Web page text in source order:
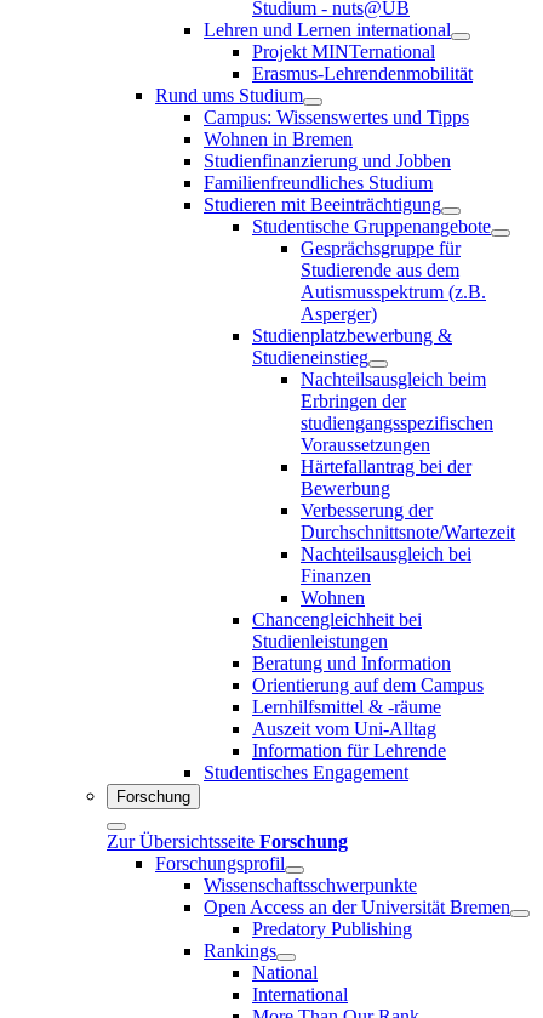
Studium - nuts@UB
Lehren und Lernen international
Projekt MINTernational
Erasmus-Lehrendenmobilität
Rund ums Studium
Campus: Wissenswertes und Tipps
Wohnen in Bremen
Studienfinanzierung und Jobben
Familienfreundliches Studium
Studieren mit Beeinträchtigung
Studentische Gruppenangebote
Gesprächsgruppe für
Studierende aus dem
Autismusspektrum (z.B.
Asperger)
Studienplatzbewerbung &
Studieneinstieg
Nachteilsausgleich beim
Erbringen der
studiengangsspezifischen
Voraussetzungen
Härtefallantrag bei der
Bewerbung
Verbesserung der
Durchschnittsnote/Wartezeit
Nachteilsausgleich bei
Finanzen
Wohnen
Chancengleichheit bei
Studienleistungen
Beratung und Information
Orientierung auf dem Campus
Lernhilfsmittel & -räume
Auszeit vom Uni-Alltag
Information für Lehrende
Studentisches Engagement
Forschung
Zur Übersichtsseite Forschung
Forschungsprofil
Wissenschaftsschwerpunkte
Open Access an der Universität Bremen
Predatory Publishing
Rankings
National
International